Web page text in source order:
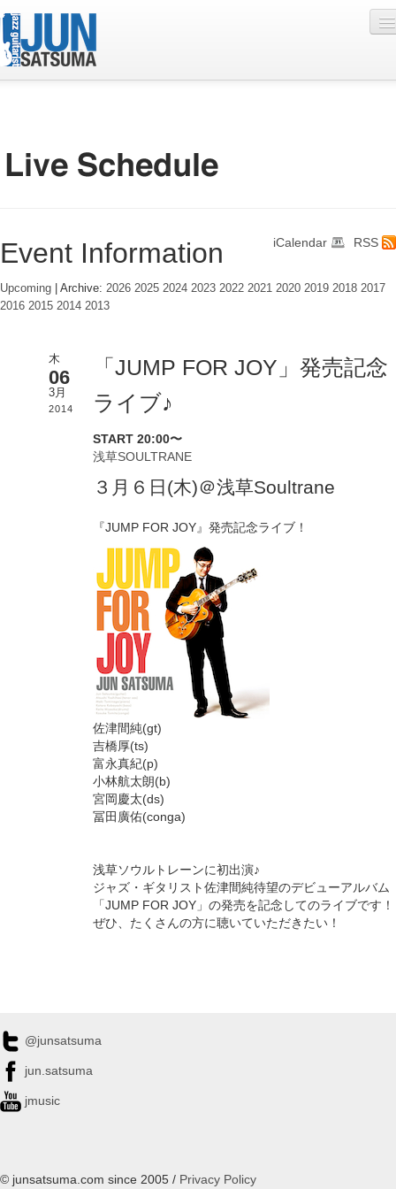
Discography
Photo
Contact
Online Lesson
RSS
iCalendar
Event Information
Upcoming | Archive: 2026 2025 2024 2023 2022 2021 2020 2019 2018 2017
2016 2015 2014 2013
木
06
3月
2014
「JUMP FOR JOY」発売記念
ライブ♪
START 20:00〜
浅草SOULTRANE
３月６日(木)＠浅草Soultrane
『JUMP FOR JOY』発売記念ライブ！
佐津間純(gt)
吉橋厚(ts)
富永真紀(p)
小林航太朗(b)
宮岡慶太(ds)
冨田廣佑(conga)
浅草ソウルトレーンに初出演♪
ジャズ・ギタリスト佐津間純待望のデビューアルバム
「JUMP FOR JOY」の発売を記念してのライブです！
ぜひ、たくさんの方に聴いていただきたい！
@junsatsuma
jun.satsuma
jmusic
© junsatsuma.com since 2005 / Privacy Policy